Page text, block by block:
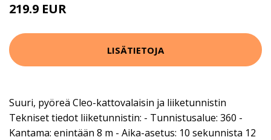
219.9 EUR
LISÄTIETOJA
Suuri, pyöreä Cleo-kattovalaisin ja liiketunnistin
Tekniset tiedot liiketunnistin: - Tunnistusalue: 360 -
Kantama: enintään 8 m - Aika-asetus: 10 sekunnista 12